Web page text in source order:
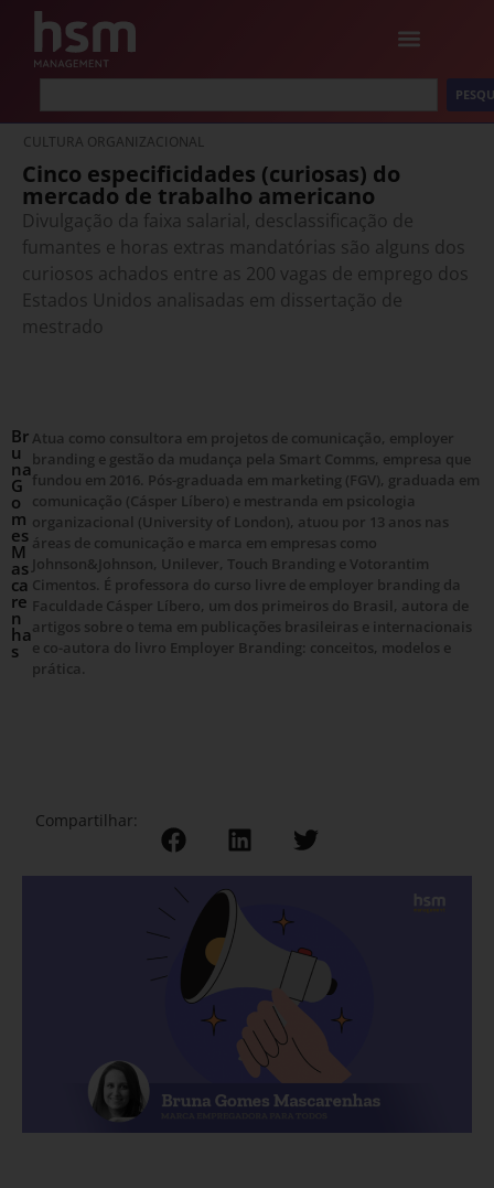
CULTURA ORGANIZACIONAL
Cinco especificidades (curiosas) do
mercado de trabalho americano
Divulgação da faixa salarial, desclassificação de
fumantes e horas extras mandatórias são alguns dos
curiosos achados entre as 200 vagas de emprego dos
Estados Unidos analisadas em dissertação de
mestrado
Br
u
na
G
o
m
es
M
as
ca
re
n
ha
s
Atua como consultora em projetos de comunicação, employer
branding e gestão da mudança pela Smart Comms, empresa que
fundou em 2016. Pós-graduada em marketing (FGV), graduada em
comunicação (Cásper Líbero) e mestranda em psicologia
organizacional (University of London), atuou por 13 anos nas
áreas de comunicação e marca em empresas como
Johnson&Johnson, Unilever, Touch Branding e Votorantim
Cimentos. É professora do curso livre de employer branding da
Faculdade Cásper Líbero, um dos primeiros do Brasil, autora de
artigos sobre o tema em publicações brasileiras e internacionais
e co-autora do livro Employer Branding: conceitos, modelos e
prática.
Compartilhar: